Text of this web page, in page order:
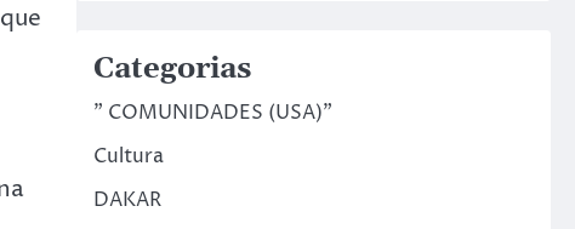
Categorias
" COMUNIDADES (USA)"
Cultura
DAKAR